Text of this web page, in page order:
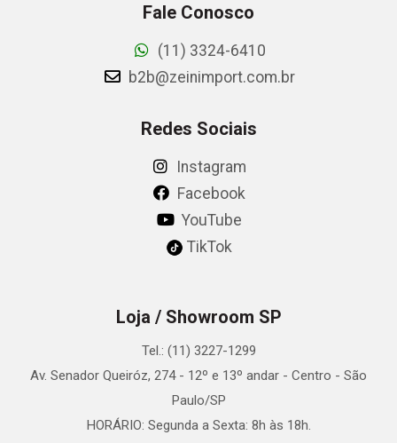
Fale Conosco
(11) 3324-6410
b2b@zeinimport.com.br
Redes Sociais
Instagram
Facebook
YouTube
TikTok
Loja / Showroom SP
Tel.: (11) 3227-1299
Av. Senador Queiróz, 274 - 12º e 13º andar - Centro - São
Paulo/SP
HORÁRIO: Segunda a Sexta: 8h às 18h.